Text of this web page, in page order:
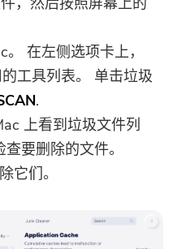
在左侧选项卡上，
工具列表。 单击垃圾
.
上看到垃圾文件列
要删除的文件。
它们。